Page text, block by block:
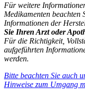
Für weitere
Medikamenten beachten
Informationen der
Sie Ihren Arzt oder
Für die Richtigkeit,
aufgeführten
werden.
Bitte beachten Sie auch
Hinweise zum Umgang